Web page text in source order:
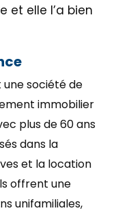
et elle l’a bien
une société de
immobilier
plus de 60 ans
dans la
et la location
offrent une
unifamiliales,